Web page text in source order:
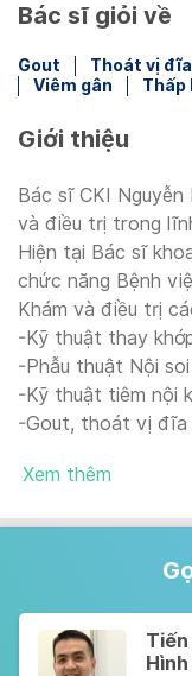
Bác sĩ giỏi về
Gout Thoát vị
Viêm gân
Thấp
Giới thiệu
Bác sĩ CKI Nguyễn
và điều trị trong
Hiện tại Bác sĩ
chức năng Bệnh
Khám và điều trị
-Kỹ thuật thay
-Phẫu thuật Nội soi
-Kỹ thuật tiêm nội
-Gout, thoát vị đĩa
Xem thêm